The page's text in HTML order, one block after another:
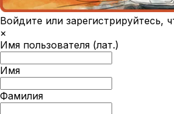
Войдите или зарегистрируйтесь,
×
Имя пользователя (лат.)
Имя
Фамилия